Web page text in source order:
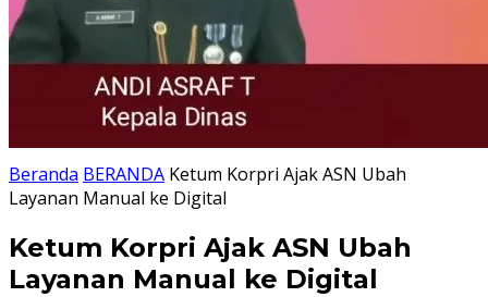
Beranda BERANDA Ketum Korpri Ajak ASN Ubah
Layanan Manual ke Digital
Ketum Korpri Ajak ASN Ubah
Layanan Manual ke Digital